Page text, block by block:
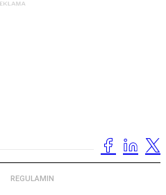
REGULAMIN